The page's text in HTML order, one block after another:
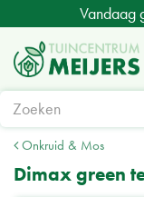
a
Onkruid & Mos
Vandaag
Dimax green